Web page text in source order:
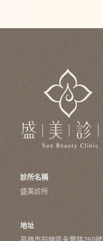
診所名稱
盛美診所
地址
高雄市前鎮區永豐路260號